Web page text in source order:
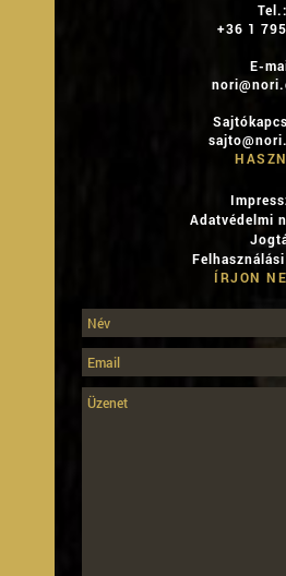
Tel.:
+36 1
E-
Adatvédelmi
ÍRJON